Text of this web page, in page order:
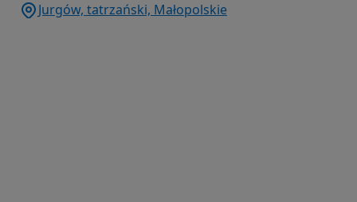
Jurgów, tatrzański, Małopolskie